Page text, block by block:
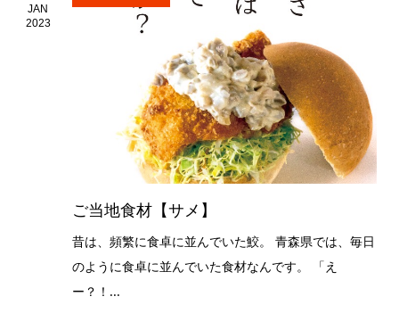
JAN
2023
ご当地食材【サメ】
昔は、頻繁に食卓に並んでいた鮫。 青森県では、毎日
のように食卓に並んでいた食材なんです。 「え
ー？！...